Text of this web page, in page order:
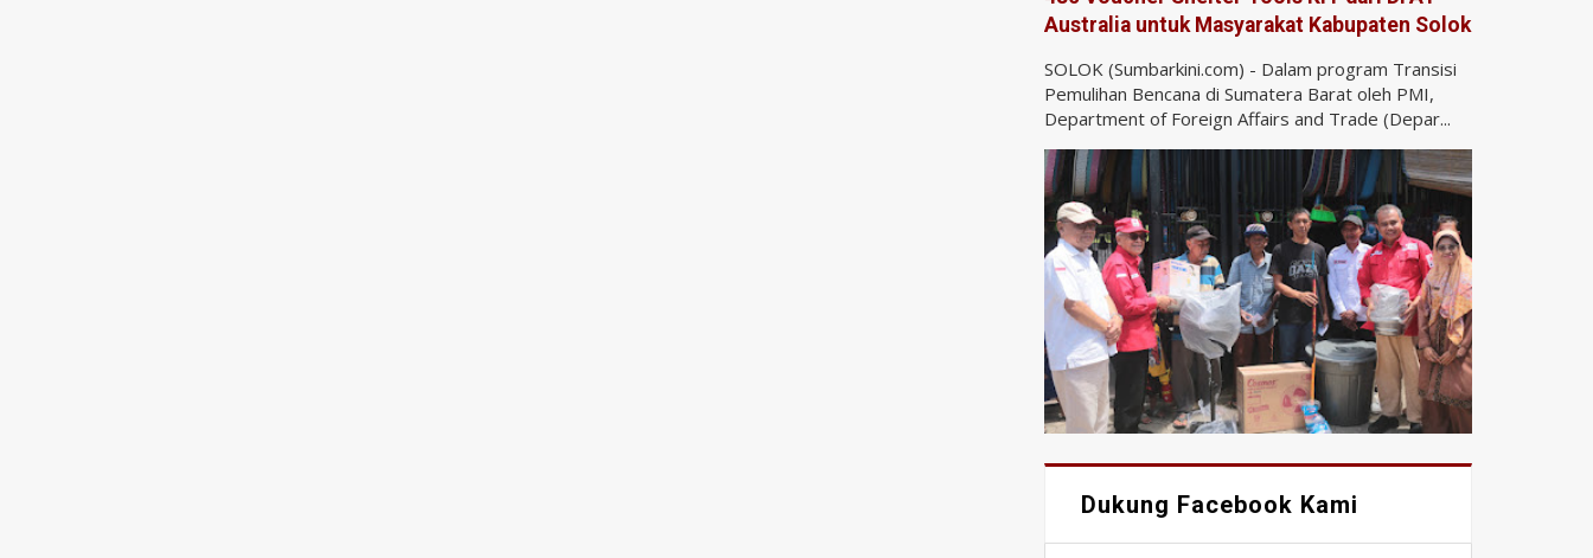
Australia untuk Masyarakat Kabupaten Solok
SOLOK (Sumbarkini.com) - Dalam program Transisi
Pemulihan Bencana di Sumatera Barat oleh PMI,
Department of Foreign Affairs and Trade (Depar...
Dukung Facebook Kami